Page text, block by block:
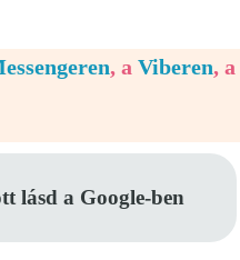
, a Viberen, a
lásd a Google-ben